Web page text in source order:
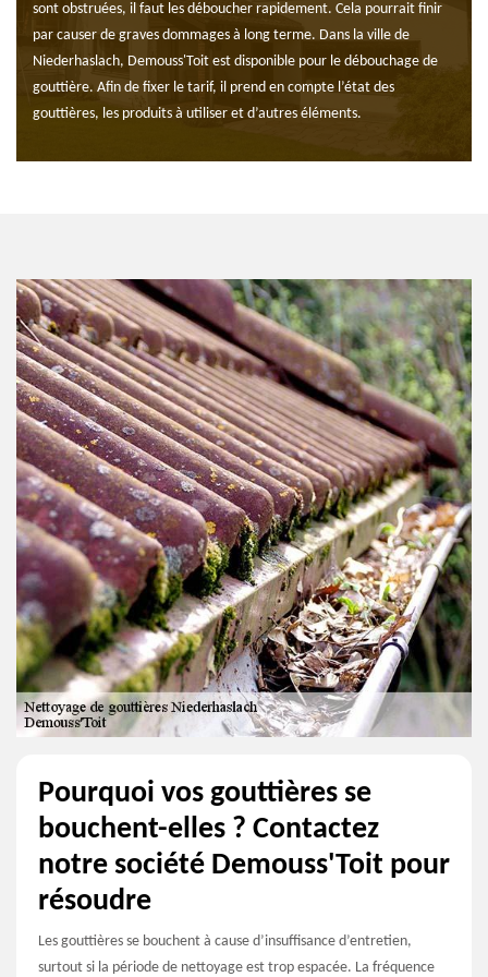
sont obstruées, il faut les déboucher rapidement. Cela pourrait finir
par causer de graves dommages à long terme. Dans la ville de
Niederhaslach, Demouss'Toit est disponible pour le débouchage de
gouttière. Afin de fixer le tarif, il prend en compte l’état des
gouttières, les produits à utiliser et d’autres éléments.
Pourquoi vos gouttières se
bouchent-elles ? Contactez
notre société Demouss'Toit pour
résoudre
Les gouttières se bouchent à cause d’insuffisance d’entretien,
surtout si la période de nettoyage est trop espacée. La fréquence